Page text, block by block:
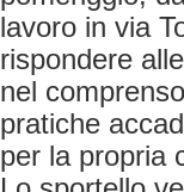
lavoro in via
rispondere
nel
pratiche
per la propria